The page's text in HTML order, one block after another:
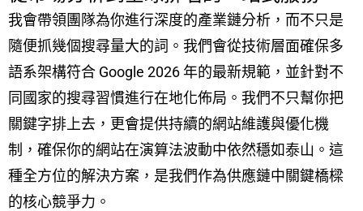
我會帶領團隊為你進行深度的產業鏈分析，而不只是
隨便抓幾個搜尋量大的詞。我們會從技術層面確保多
語系架構符合 Google 2026 年的最新規範，並針對不
同國家的搜尋習慣進行在地化佈局。我們不只幫你把
關鍵字排上去，更會提供持續的網站維護與優化機
制，確保你的網站在演算法波動中依然穩如泰山。這
種全方位的解決方案，是我們作為供應鏈中關鍵橋樑
的核心競爭力。